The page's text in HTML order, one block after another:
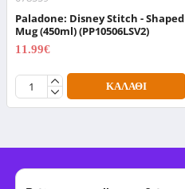
Paladone: Disney Stitch - Shaped
Mug (450ml) (PP10506LSV2)
11.99€
ΚΑΛΆΘΙ